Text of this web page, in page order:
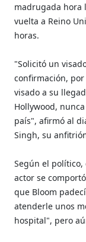
madrugada hora
vuelta a Reino
horas.
"Solicitó un
confirmación,
visado a su
Hollywood,
país", afirmó al
Singh, su
Según el
actor se
que Bloom
atenderle unos
hospital", pero